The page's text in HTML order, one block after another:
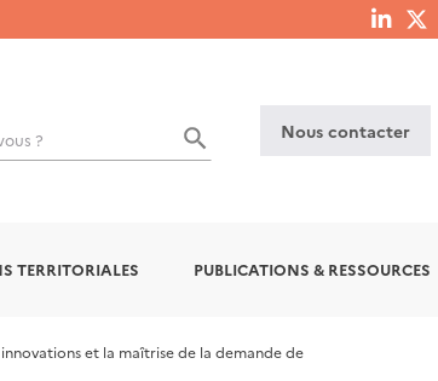
menu
? Nous contacter
TERRITORIALES PUBLICATIONS & RESSOURCES
et la maîtrise de la demande de